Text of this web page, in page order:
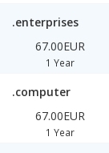
.enterprises
67.00EUR
1 Year
.computer
67.00EUR
1 Year